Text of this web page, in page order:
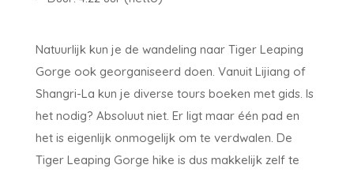
Natuurlijk kun je de wandeling naar Tiger Leaping
Gorge ook georganiseerd doen. Vanuit Lijiang of
Shangri-La kun je diverse tours boeken met gids. Is
het nodig? Absoluut niet. Er ligt maar één pad en
het is eigenlijk onmogelijk om te verdwalen. De
Tiger Leaping Gorge hike is dus makkelijk zelf te